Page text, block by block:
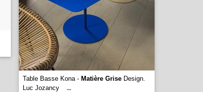
Table Basse Kona - Matière Grise Design.
Luc Jozancy
...